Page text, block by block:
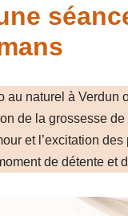
au naturel à Verdun
de la grossesse
et l’excitation
de détente et